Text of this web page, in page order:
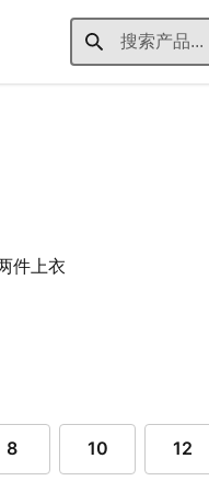
起
¥762.00
件上衣
8 10 12